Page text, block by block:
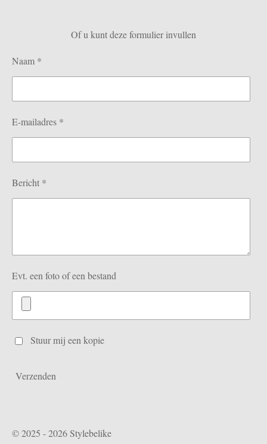
A
p
Of u kunt deze formulier invullen
Naam *
E-mailadres *
Bericht *
Evt. een foto of een bestand
Stuur mij een kopie
Verzenden
© 2025 - 2026 Stylebelike